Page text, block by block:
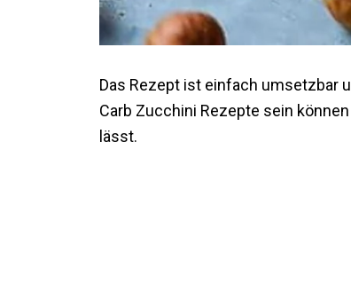
Das Rezept ist einfach umsetzbar
Carb Zucchini Rezepte sein
lässt.